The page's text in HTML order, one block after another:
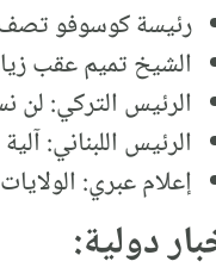
رئيسة كوسوفو تصف
الشيخ تميم عقب
الرئيس التركي: لن
الرئيس اللبناني:
إعلام عبري:
دولية: